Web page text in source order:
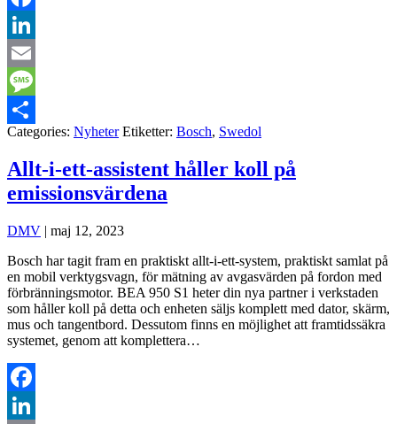
Facebook
LinkedIn
Email
Message
Dela
Categories: Nyheter Etiketter: Bosch, Swedol
Allt-i-ett-assistent håller koll på
emissionsvärdena
DMV | maj 12, 2023
Bosch har tagit fram en praktiskt allt-i-ett-system, praktiskt samlat på
en mobil verktygsvagn, för mätning av avgasvärden på fordon med
förbränningsmotor. BEA 950 S1 heter din nya partner i verkstaden
som håller koll på detta och enheten säljs komplett med dator, skärm,
mus och tangentbord. Dessutom finns en möjlighet att framtidssäkra
systemet, genom att komplettera…
Facebook